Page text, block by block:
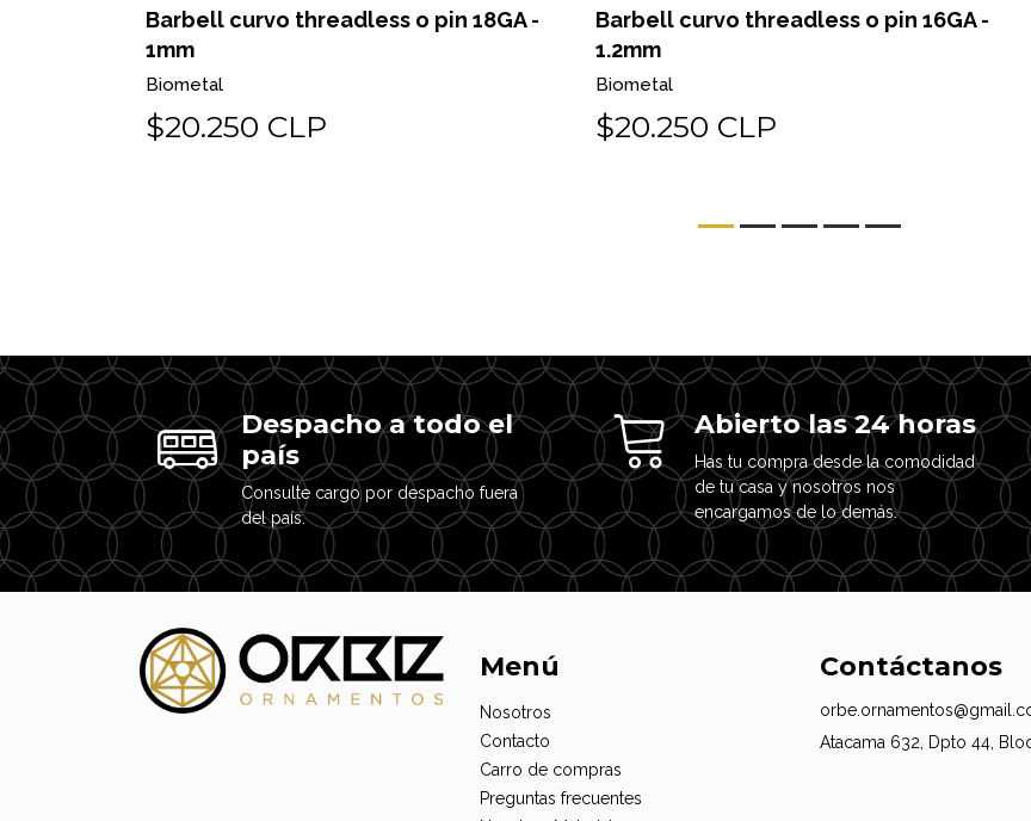
Barbell curvo threadless o pin 16GA -
1.2mm
Biometal
$20.250 CLP
Barbell curvo titanio 14GA - 1.6mm
Biometal
$13.500 CLP
Despacho a todo el
país
Consulte cargo por despacho fuera
del país.
Abierto las 24 horas
Has tu compra desde la comodidad
de tu casa y nosotros nos
encargamos de lo demás.
Menú
Nosotros
Contacto
Carro de compras
Preguntas frecuentes
Contáctanos
Atacama 632, Dpto 44,